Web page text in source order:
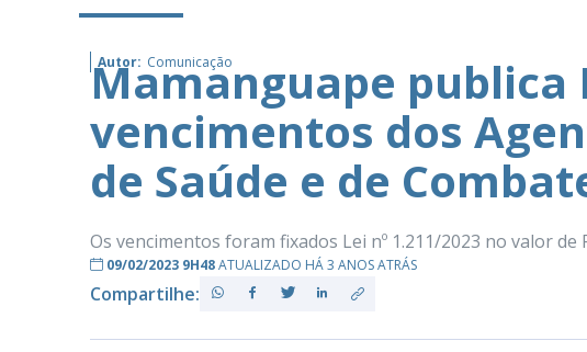
Mamanguape
–
Autor: Comunicação
Mamanguape publica
vencimentos dos
de Saúde e de
Os vencimentos foram fixados Lei nº 1.211/2023 no valor
09/02/2023 9H48ATUALIZADO HÁ 3 ANOS ATRÁS
Compartilhe: